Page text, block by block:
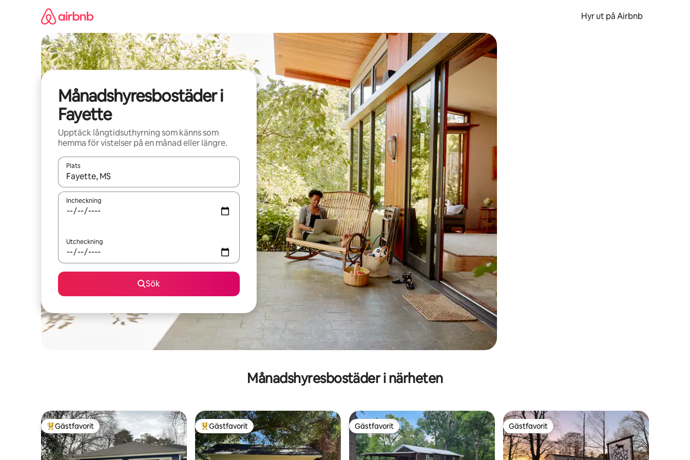
Hyr ut på Airbnb
Månadshyresbostäder i
Fayette
Upptäck långtidsuthyrning som känns som
hemma för vistelser på en månad eller längre.
Plats
När resultaten är tillgängliga kan du navigera med upp- och nedåtpilarna eller utforska genom att trycka eller svepa.
Incheckning
Utcheckning
Sök
Månadshyresbostäder i närheten
Populär gästfavorit
Gästfavorit Populär gästfavorit
Gästfavorit Gästfavorit
Gästfavorit Gästfavorit
Gästfavorit